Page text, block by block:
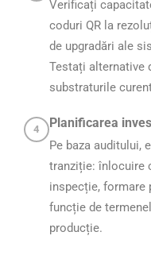
Verificați
coduri QR la
de upgradări ale
Testați alternative
substraturile
4 Planificarea
Pe baza auditului,
tranziție: înlocuire
inspecție,
funcție de
producție.